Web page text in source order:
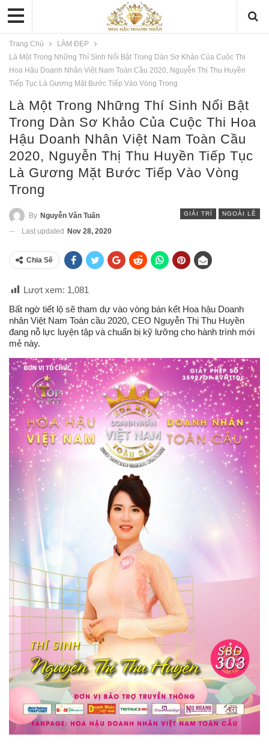
Trang Chủ
LÀM ĐẸP
Là Một Trong Những Thí Sinh Nổi Bật Trong Dàn Sơ Khảo Của Cuộc Thi
Hoa Hậu Doanh Nhân Việt Nam Toàn Cầu 2020, Nguyễn Thị Thu Huyền
Tiếp Tục Là Gương Mặt Bước Tiếp Vào Vòng Trong
Là Một Trong Những Thí Sinh Nổi Bật
Trong Dàn Sơ Khảo Của Cuộc Thi Hoa
Hậu Doanh Nhân Việt Nam Toàn Cầu
2020, Nguyễn Thị Thu Huyền Tiếp Tục
Là Gương Mặt Bước Tiếp Vào Vòng
Trong
GIẢI TRÍ NGOÀI LỀ
By Nguyễn Văn Tuấn
Last updated
Nov 28, 2020
Chia Sẽ
Lượt xem: 1,081
Bất ngờ tiết lộ sẽ tham dự vào vòng bán kết Hoa hậu Doanh
nhân Việt Nam Toàn cầu 2020, CEO Nguyễn Thị Thu Huyền
đang nỗ lực luyện tập và chuẩn bị kỹ lưỡng cho hành trình mới
mẻ này.